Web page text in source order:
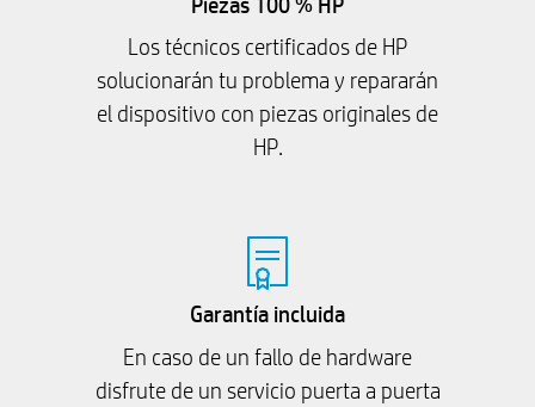
Los técnicos certificados de HP
solucionarán tu problema y repararán
el dispositivo con piezas originales de
HP.
Garantía incluida
En caso de un fallo de hardware
disfrute de un servicio puerta a puerta